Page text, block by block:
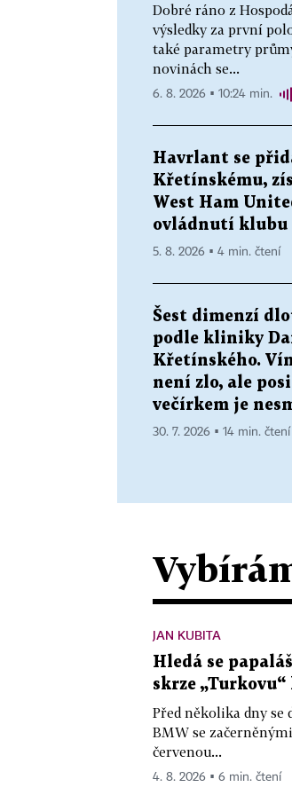
Dobré ráno z
výsledky za první
také parametry
novinách se...
6. 8. 2026 ▪ 10:24 min.
Havrlant se
Křetínskému,
West Ham
ovládnutí klubu
5. 8. 2026 ▪ 4 min. čtení
Šest dimenzí
podle kliniky
Křetínského.
není zlo, ale
večírkem je
30. 7. 2026 ▪ 14 min. čtení
JAN KUBITA
Hledá se
skrze
Před několika dny
BMW se
červenou...
4. 8. 2026 ▪ 6 min. čtení